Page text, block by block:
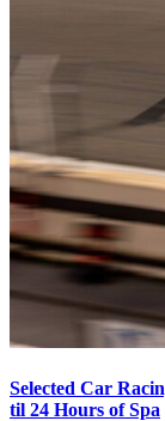
Selected Car
til 24 Hours of Spa